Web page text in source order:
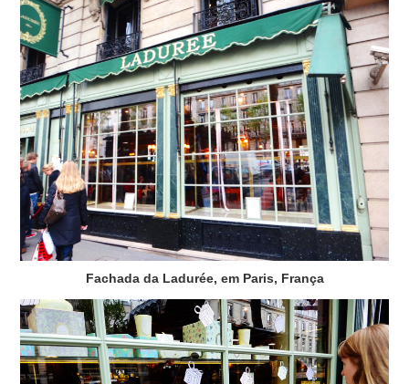
Fachada da Ladurée, em Paris, França